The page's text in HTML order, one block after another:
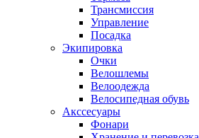
Трансмиссия
Управление
Посадка
Экипировка
Очки
Велошлемы
Велоодежда
Велосипедная обувь
Акссесуары
Фонари